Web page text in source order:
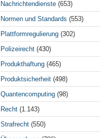
Nachrichtendienste (653)
Normen und Standards (553)
Plattformregulierung (302)
Polizeirecht (430)
Produkthaftung (465)
Produktsicherheit (498)
Quantencomputing (98)
Recht (1.143)
Strafrecht (550)